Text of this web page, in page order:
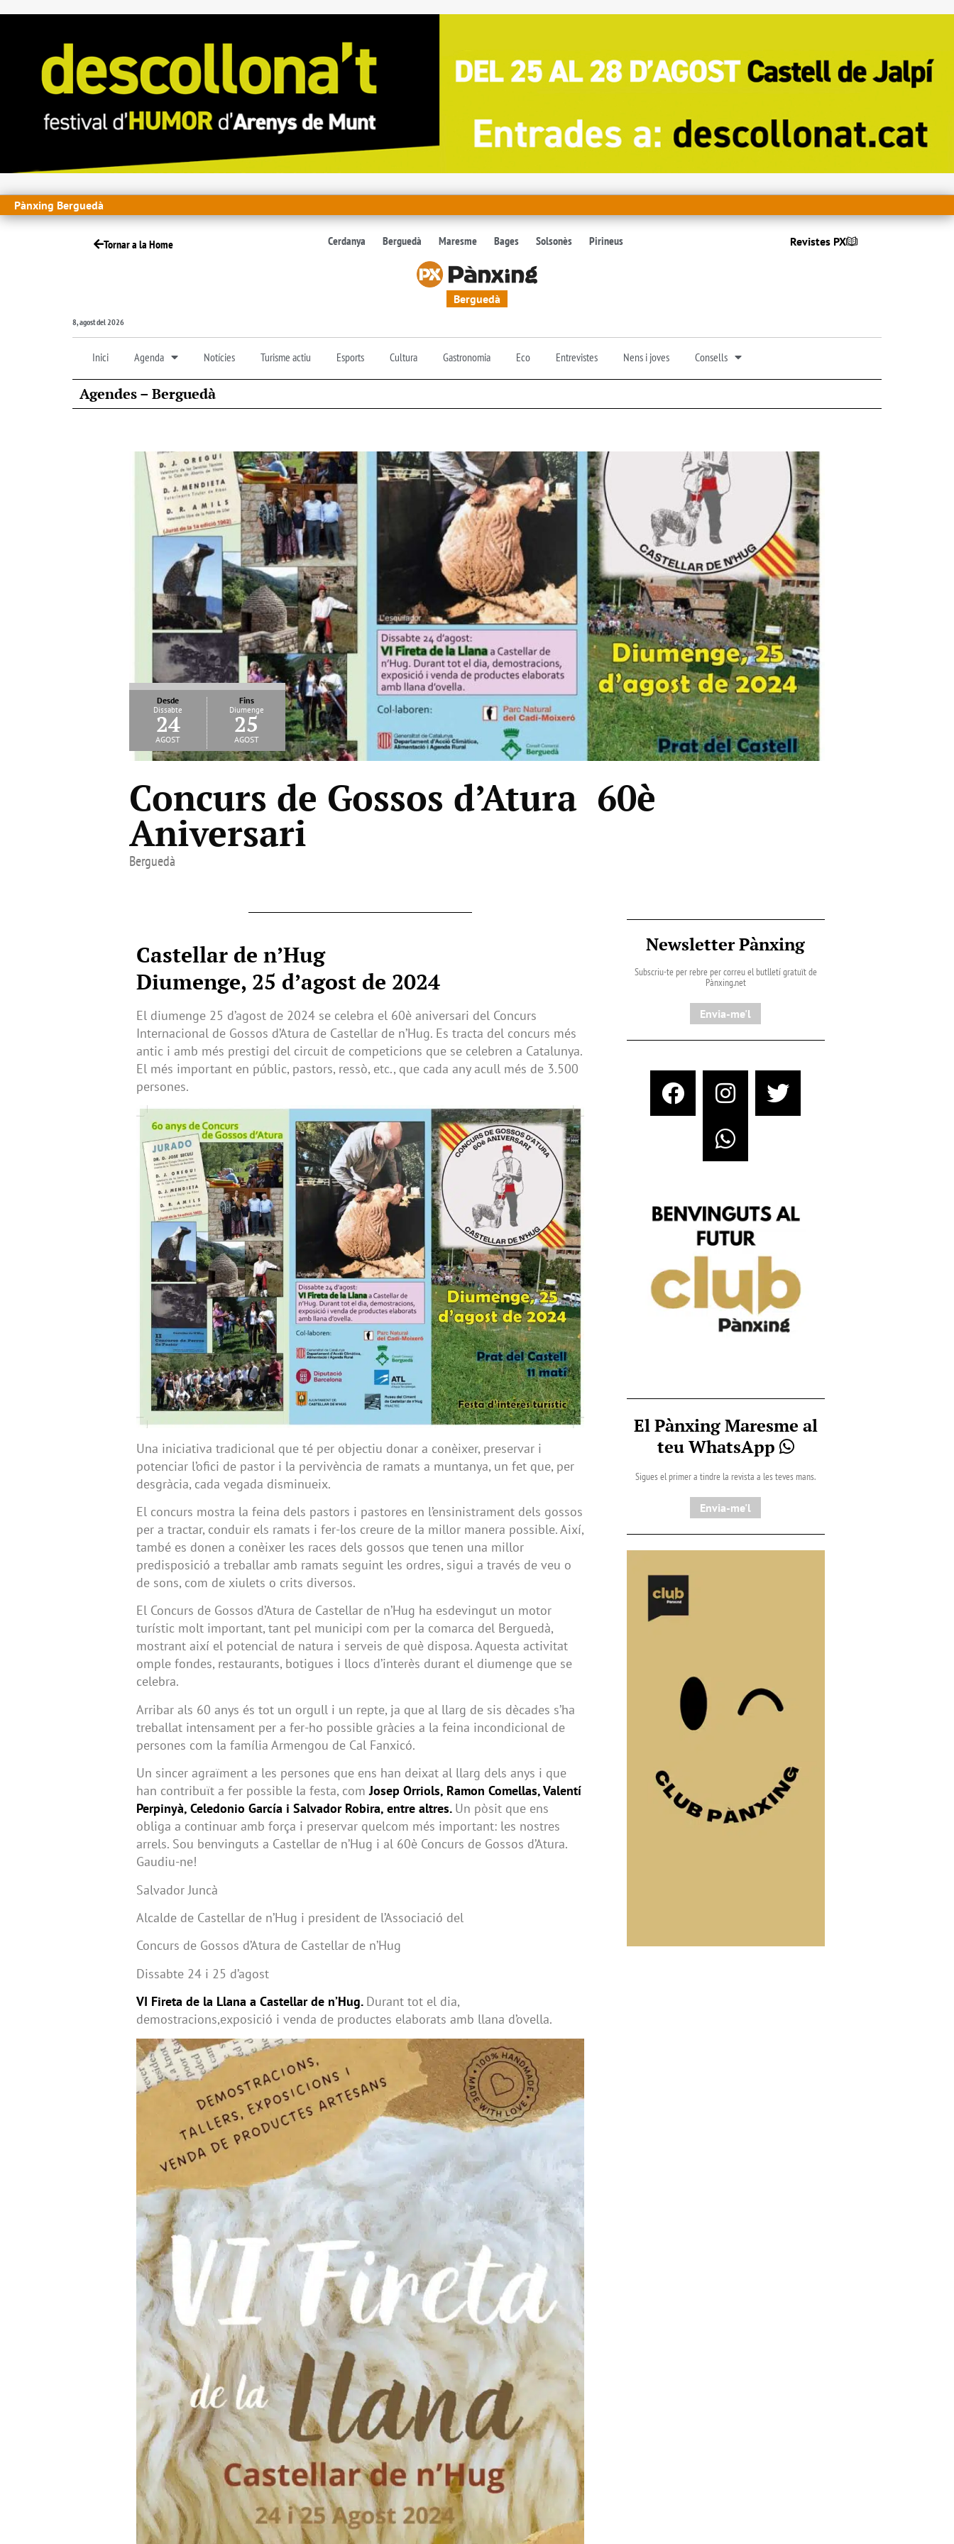
Pànxing Berguedà
Tornar a la Home Cerdanya Berguedà Maresme Bages Solsonès Pirineus Revistes PX
Berguedà
8, agost del 2026
Inici Agenda Notícies Turisme actiu Esports Cultura Gastronomia Eco Entrevistes Nens i joves Consells
Agendes – Berguedà
Desde
Dissabte
24
agost
Fins
Diumenge
25
agost
Concurs de Gossos d’Atura 60è
Aniversari
Berguedà
Castellar de n’Hug
Diumenge, 25 d’agost de 2024
El diumenge 25 d’agost de 2024 se celebra el 60è aniversari del Concurs
Internacional de Gossos d’Atura de Castellar de n’Hug. Es tracta del concurs més
antic i amb més prestigi del circuit de competicions que se celebren a Catalunya.
El més important en públic, pastors, ressò, etc., que cada any acull més de 3.500
persones.
Una iniciativa tradicional que té per objectiu donar a conèixer, preservar i
potenciar l’ofici de pastor i la pervivència de ramats a muntanya, un fet que, per
desgràcia, cada vegada disminueix.
El concurs mostra la feina dels pastors i pastores en l’ensinistrament dels gossos
per a tractar, conduir els ramats i fer-los creure de la millor manera possible. Així,
també es donen a conèixer les races dels gossos que tenen una millor
predisposició a treballar amb ramats seguint les ordres, sigui a través de veu o
de sons, com de xiulets o crits diversos.
El Concurs de Gossos d’Atura de Castellar de n’Hug ha esdevingut un motor
turístic molt important, tant pel municipi com per la comarca del Berguedà,
mostrant així el potencial de natura i serveis de què disposa. Aquesta activitat
omple fondes, restaurants, botigues i llocs d’interès durant el diumenge que se
celebra.
Arribar als 60 anys és tot un orgull i un repte, ja que al llarg de sis dècades s’ha
treballat intensament per a fer-ho possible gràcies a la feina incondicional de
persones com la família Armengou de Cal Fanxicó.
Un sincer agraïment a les persones que ens han deixat al llarg dels anys i que
han contribuït a fer possible la festa, comJosep Orriols, Ramon Comellas, Valentí
Perpinyà, Celedonio García i Salvador Robira, entre altres. Un pòsit que ens
obliga a continuar amb força i preservar quelcom més important: les nostres
arrels. Sou benvinguts a Castellar de n’Hug i al 60è Concurs de Gossos d’Atura.
Gaudiu-ne!
Salvador Juncà
Alcalde de Castellar de n’Hug i president de l’Associació del
Concurs de Gossos d’Atura de Castellar de n’Hug
Dissabte 24 i 25 d’agost
VI Fireta de la Llana a Castellar de n’Hug. Durant tot el dia,
demostracions,exposició i venda de productes elaborats amb llana d’ovella.
Newsletter Pànxing
Subscriu-te per rebre per correu el butlletí gratuït de
Pànxing.net​
Envia-me'l
El Pànxing Maresme al
teu WhatsApp
Sigues el primer a tindre la revista a les teves mans.
Envia-me'l